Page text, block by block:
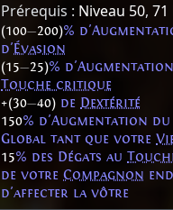
Prérequis : Niveau 50, 71
(100—200)%
d'Évasion
(15—25)%
Touche critique
+(30—40) de Dextérité
150% d'Augmentation
Global tant que votre
15% des Dégats au
de votre Compagnon
d'affecter la vôtre